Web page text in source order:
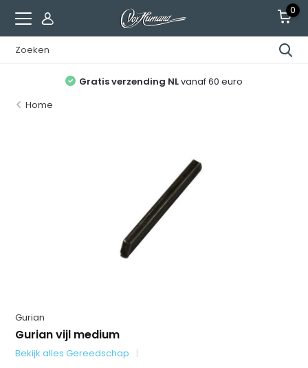
0
Gratis verzending NLvanaf 60 euro
Home
Gurian
Gurian vijl medium
Bekijk alles Gereedschap